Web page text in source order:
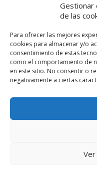
Gestionar
de las
Para ofrecer las mejores
cookies para almacenar y/o
consentimiento de estas
como el comportamiento de
en este sitio. No consentir o
negativamente a ciertas
logo SID